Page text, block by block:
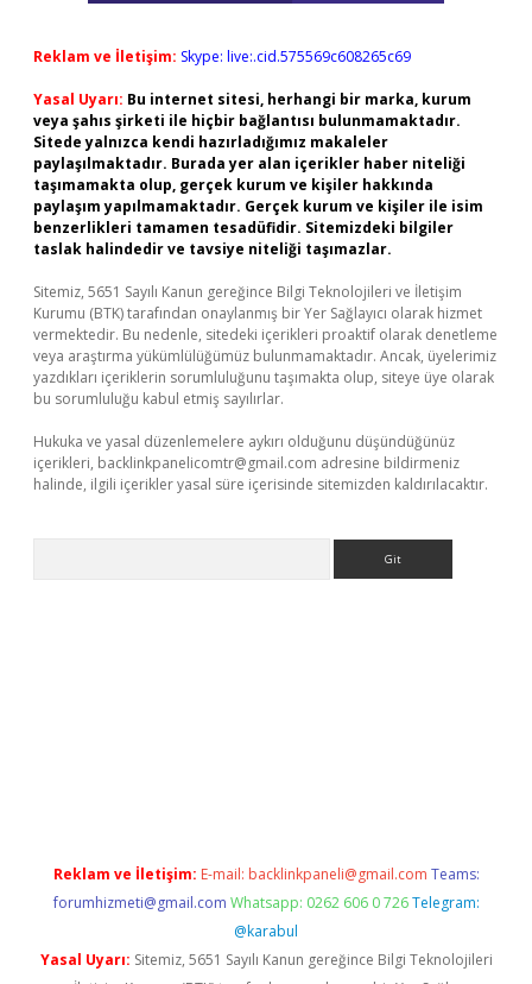
Reklam ve İletişim: Skype: live:.cid.575569c608265c69
Yasal Uyarı: Bu internet sitesi, herhangi bir marka, kurum
veya şahıs şirketi ile hiçbir bağlantısı bulunmamaktadır.
Sitede yalnızca kendi hazırladığımız makaleler
paylaşılmaktadır. Burada yer alan içerikler haber niteliği
taşımamakta olup, gerçek kurum ve kişiler hakkında
paylaşım yapılmamaktadır. Gerçek kurum ve kişiler ile isim
benzerlikleri tamamen tesadüfidir. Sitemizdeki bilgiler
taslak halindedir ve tavsiye niteliği taşımazlar.
Sitemiz, 5651 Sayılı Kanun gereğince Bilgi Teknolojileri ve İletişim
Kurumu (BTK) tarafından onaylanmış bir Yer Sağlayıcı olarak hizmet
vermektedir. Bu nedenle, sitedeki içerikleri proaktif olarak denetleme
veya araştırma yükümlülüğümüz bulunmamaktadır. Ancak, üyelerimiz
yazdıkları içeriklerin sorumluluğunu taşımakta olup, siteye üye olarak
bu sorumluluğu kabul etmiş sayılırlar.
Hukuka ve yasal düzenlemelere aykırı olduğunu düşündüğünüz
içerikleri, backlinkpanelicomtr@gmail.com adresine bildirmeniz
halinde, ilgili içerikler yasal süre içerisinde sitemizden kaldırılacaktır.
Reklam ve İletişim: E-mail: backlinkpaneli@gmail.com Teams:
forumhizmeti@gmail.com Whatsapp: 0262 606 0 726 Telegram:
@karabul
Yasal Uyarı: Sitemiz, 5651 Sayılı Kanun gereğince Bilgi Teknolojileri